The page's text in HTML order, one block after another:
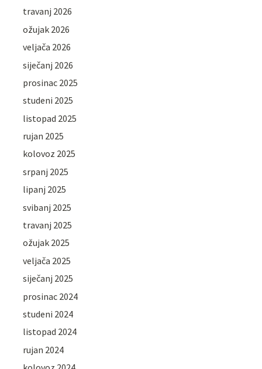
travanj 2026
ožujak 2026
veljača 2026
siječanj 2026
prosinac 2025
studeni 2025
listopad 2025
rujan 2025
kolovoz 2025
srpanj 2025
lipanj 2025
svibanj 2025
travanj 2025
ožujak 2025
veljača 2025
siječanj 2025
prosinac 2024
studeni 2024
listopad 2024
rujan 2024